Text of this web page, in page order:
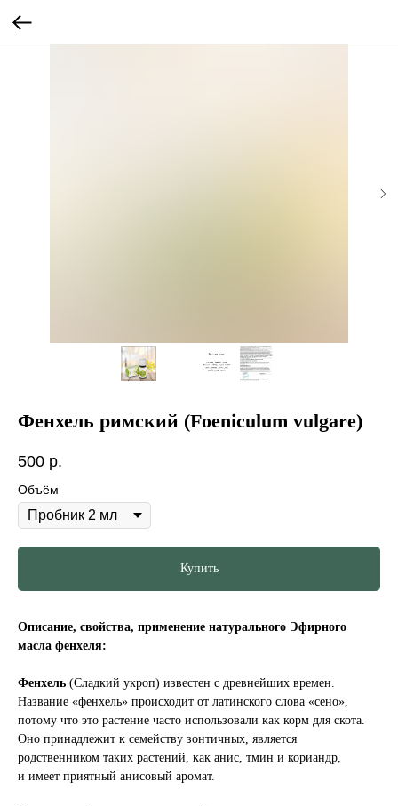
Фенхель римский (Foeniculum vulgare)
500 р.
Объём
Купить
Описание, свойства, применение натурального Эфирного
масла фенхеля:
Фенхель (Сладкий укроп) известен с древнейших времен.
Название «фенхель» происходит от латинского слова «сено»,
потому что это растение часто использовали как корм для скота.
Оно принадлежит к семейству зонтичных, является
родственником таких растений, как анис, тмин и кориандр,
и имеет приятный анисовый аромат.